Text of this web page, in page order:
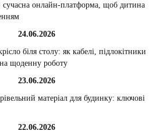
онлайн-платформа, щоб дитина
24.06.2026
біля столу: як кабелі, підлокітники
щоденну роботу
23.06.2026
матеріал для будинку: ключові
22.06.2026